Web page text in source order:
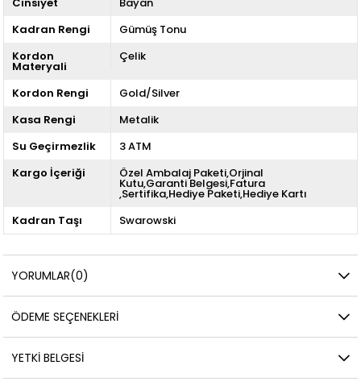
Cinsiyet
Bayan
Kadran Rengi
Gümüş Tonu
Kordon
Materyali
Çelik
Kordon Rengi
Gold/Silver
Kasa Rengi
Metalik
Su Geçirmezlik
3 ATM
Kargo İçeriği
Özel Ambalaj Paketi,Orjinal
Kutu,Garanti Belgesi,Fatura
,Sertifika,Hediye Paketi,Hediye Kartı
Kadran Taşı
Swarowski
YORUMLAR(0)
ÖDEME SEÇENEKLERI
YETKİ BELGESİ